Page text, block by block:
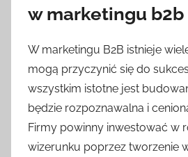
w marketingu b2b
W marketingu B2B istnieje
mogą przyczynić się do
wszystkim istotne jest
będzie rozpoznawalna i
Firmy powinny inwestować w
wizerunku poprzez tworzenie